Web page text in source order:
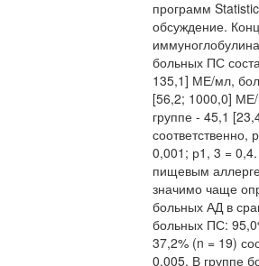
программ
обсуждение.
больных ПС
135,1] МЕ/мл,
[56,2; 1000,0]
группе - 45,1
соответственно,
0,001; р1, 3 =
пищевым
значимо чаще
больных АД в
больных ПС:
37,2% (n = 19)
0,005. В группе